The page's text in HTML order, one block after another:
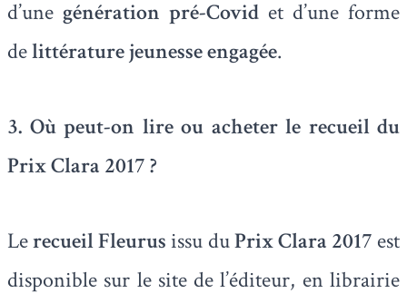
d’une génération pré-Covid et d’une forme
delittérature jeunesse engagée.
3. Où peut-on lire ou acheter le recueil du
Prix Clara 2017 ?
Lerecueil Fleurusissu duPrix Clara 2017 est
disponible sur le site de l’éditeur, en librairie